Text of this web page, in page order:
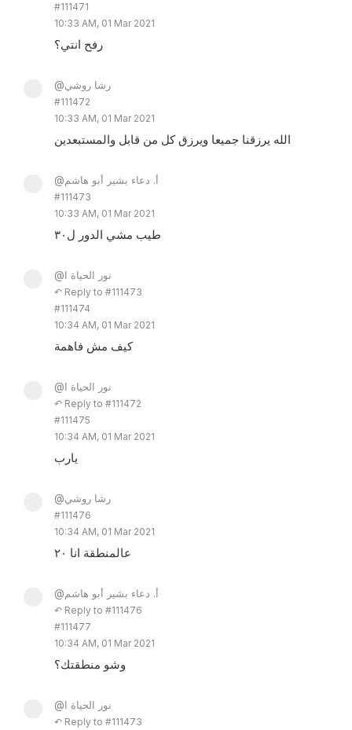
#111471
10:33 AM, 01 Mar 2021
رفح انتي؟
@رشا روشي
#111472
10:33 AM, 01 Mar 2021
الله يرزقنا جميعا ويرزق كل من قابل والمستبعدين
@أ. دعاء بشير أبو هاشم
#111473
10:33 AM, 01 Mar 2021
طيب مشي الدور ل٣٠
@نور الحياة ا
↶ Reply to #111473
#111474
10:34 AM, 01 Mar 2021
كيف مش فاهمة
@نور الحياة ا
↶ Reply to #111472
#111475
10:34 AM, 01 Mar 2021
يارب
@رشا روشي
#111476
10:34 AM, 01 Mar 2021
عالمنطقة انا ٢٠
@أ. دعاء بشير أبو هاشم
↶ Reply to #111476
#111477
10:34 AM, 01 Mar 2021
وشو منطقتك؟
@نور الحياة ا
↶ Reply to #111473